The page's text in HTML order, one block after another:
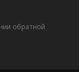
обратной